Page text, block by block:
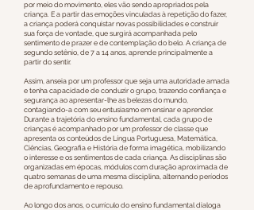
por meio do movimento, eles vão sendo apropriados pela
criança. E a partir das emoções vinculadas à repetição do fazer,
a criança poderá conquistar novas possibilidades e construir
sua força de vontade, que surgirá acompanhada pelo
sentimento de prazer e de contemplação do belo. A criança de
segundo setênio, de 7 a 14 anos, aprende principalmente a
partir do sentir.
Assim, anseia por um professor que seja uma autoridade amada
e tenha capacidade de conduzir o grupo, trazendo confiança e
segurança ao apresentar-lhe as belezas do mundo,
contagiando-a com seu entusiasmo em ensinar e aprender.
Durante a trajetória do ensino fundamental, cada grupo de
crianças é acompanhado por um professor de classe que
apresenta os conteúdos de Língua Portuguesa, Matemática,
Ciências, Geografia e História de forma imagética, mobilizando
o interesse e os sentimentos de cada criança. As disciplinas são
organizadas em épocas, módulos com duração aproximada de
quatro semanas de uma mesma disciplina, alternando períodos
de aprofundamento e repouso.
Ao longo dos anos, o currículo do ensino fundamental dialoga